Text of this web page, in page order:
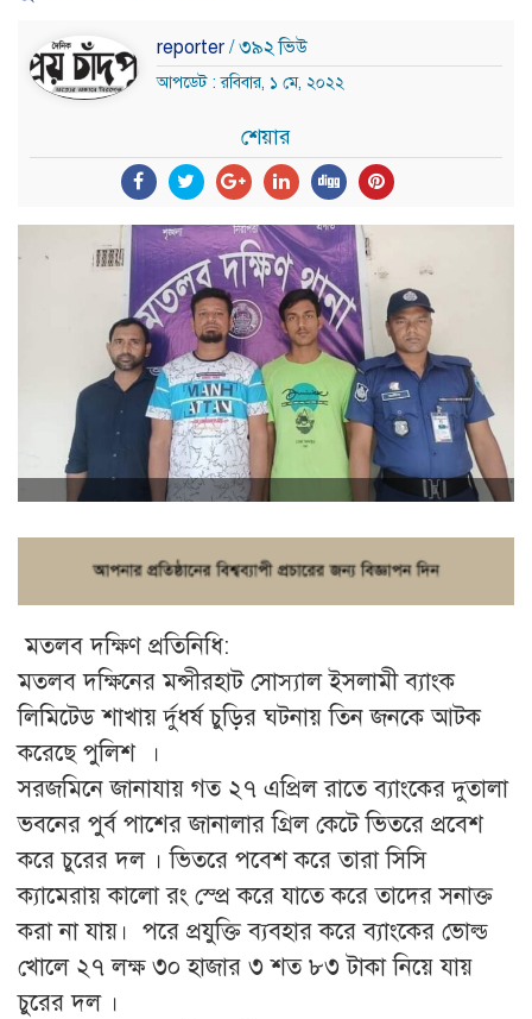
reporter / ৩৯২ ভিউ
আপডেট : রবিবার, ১ মে, ২০২২
শেয়ার
মতলব দক্ষিণ প্রতিনিধি:
মতলব দক্ষিনের মন্সীরহাট সোস্যাল ইসলামী ব্যাংক
লিমিটেড শাখায় র্দুধর্ষ চুড়ির ঘটনায় তিন জনকে আটক
করেছে পুলিশ ।
সরজমিনে জানাযায় গত ২৭ এপ্রিল রাতে ব্যাংকের দুতালা
ভবনের পুর্ব পাশের জানালার গ্রিল কেটে ভিতরে প্রবেশ
করে চুরের দল । ভিতরে পবেশ করে তারা সিসি
ক্যামেরায় কালো রং স্প্রে করে যাতে করে তাদের সনাক্ত
করা না যায়। পরে প্রযুক্তি ব্যবহার করে ব্যাংকের ভোল্ড
খোলে ২৭ লক্ষ ৩০ হাজার ৩ শত ৮৩ টাকা নিয়ে যায়
চুরের দল ।